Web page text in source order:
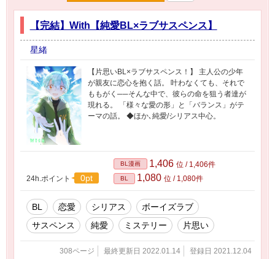
【完結】With【純愛BL×ラブサスペンス】
星緒
【片思いBL×ラブサスペンス！】 主人公の少年
が親友に恋心を抱く話。 叶わなくても、それで
ももがく──そんな中で、彼らの命を狙う者達が
現れる。 「様々な愛の形」と「バランス」がテ
ーマの話。 ◆ほか､純愛/シリアス中心。
24h.ポイント 0pt
BL漫画 1,406 位 / 1,406件
BL 1,080 位 / 1,080件
BL 恋愛 シリアス
ボーイズラブ
サスペンス
純愛 ミステリー 片思い
308ページ 最終更新日 2022.01.14 登録日 2021.12.04